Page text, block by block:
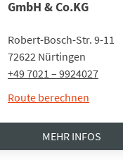
GmbH & Co.KG
Robert-Bosch-Str. 9-11
72622 Nürtingen
+49 7021 – 9924027
Route berechnen
MEHR INFOS